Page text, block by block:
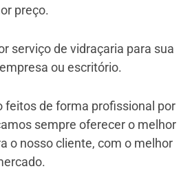
preço.
serviço de vidraçaria para sua
ou escritório.
feitos de forma profissional por
sempre oferecer o melhor
o nosso cliente, com o melhor